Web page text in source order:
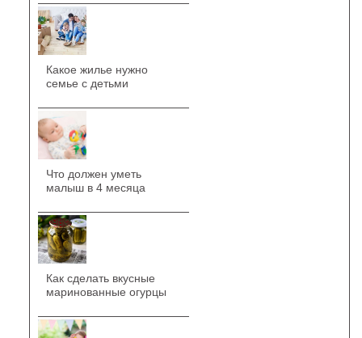
Какое жилье нужно
семье с детьми
Что должен уметь
малыш в 4 месяца
Как сделать вкусные
маринованные огурцы